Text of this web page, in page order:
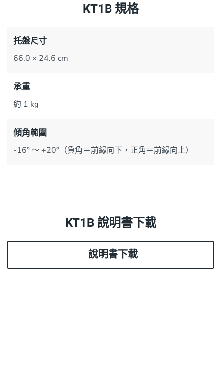
KT1B 規格
托盤尺寸
66.0 × 24.6 cm
承重
約 1 kg
傾角範圍
-16° ～ +20°（負角＝前緣向下，正角＝前緣向上）
KT1B 說明書下載
說明書下載